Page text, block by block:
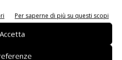
Per saperne di più su questi scopi
Accetta